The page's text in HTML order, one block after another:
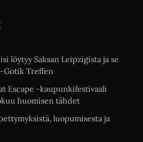
löytyy Saksan Leipzigista ja se
Gotik Treffen
Escape -kaupunkifestivaali
huomisen tähdet
luopumisesta ja